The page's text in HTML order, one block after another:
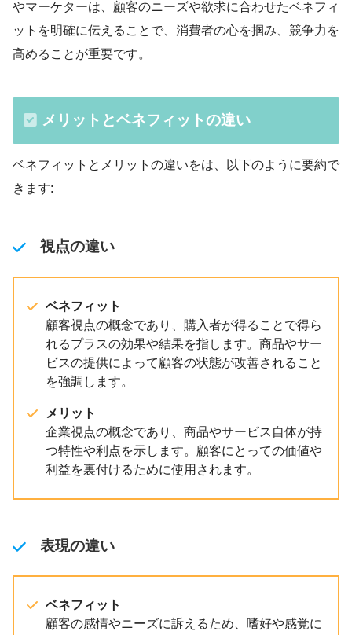
やマーケターは、顧客のニーズや欲求に合わせたベネフィ
ットを明確に伝えることで、消費者の心を掴み、競争力を
高めることが重要です。
メリットとベネフィットの違い
ベネフィットとメリットの違いをは、以下のように要約で
きます:
視点の違い
ベネフィット
顧客視点の概念であり、購入者が得ることで得ら
れるプラスの効果や結果を指します。商品やサー
ビスの提供によって顧客の状態が改善されること
を強調します。
メリット
企業視点の概念であり、商品やサービス自体が持
つ特性や利点を示します。顧客にとっての価値や
利益を裏付けるために使用されます。
表現の違い
ベネフィット
顧客の感情やニーズに訴えるため、嗜好や感覚に